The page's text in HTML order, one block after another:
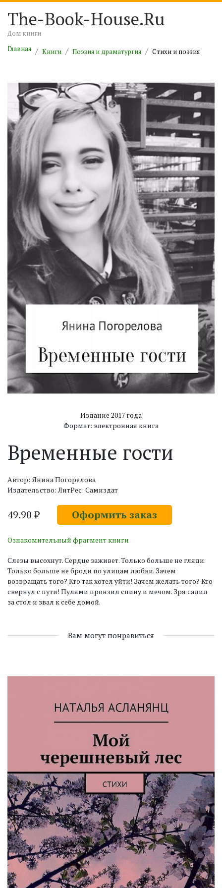
The-Book-House.Ru
Дом книги
Главная
Книги Поэзия и драматургия Cтихи и поэзия
Издание 2017 года
Формат: электронная книга
Временные гости
Автор: Янина Погорелова
Издательство: ЛитРес: Самиздат
49.90 ₽ Оформить заказ
Ознакомительный фрагмент книги
Слезы высохнут. Сердце заживет. Только больше не гляди.
Только больше не броди по улицам любви. Зачем
возвращать того? Кто так хотел уйти! Зачем желать того? Кто
свернул с пути! Пулями пронзил спину и мечом. Зря садил
за стол и звал к себе домой.
Вам могут понравиться